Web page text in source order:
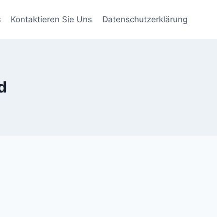
Kontaktieren Sie Uns Datenschutzerklärung